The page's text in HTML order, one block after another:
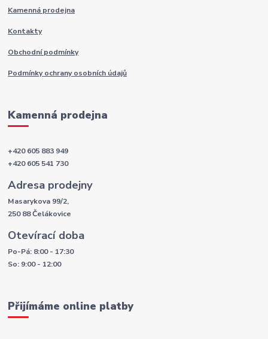
Kamenná prodejna
Kontakty
Obchodní podmínky
Podmínky ochrany osobních údajů
Kamenná prodejna
+420 605 883 949
+420 605 541 730
Adresa prodejny
Masarykova 99/2,
250 88 Čelákovice
Otevírací doba
Po-Pá: 8:00 - 17:30
So: 9:00 - 12:00
Přijímáme online platby